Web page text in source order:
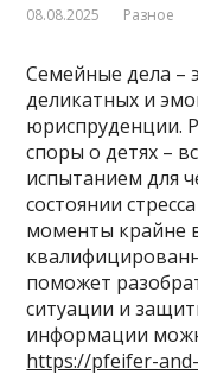
08.08.2025 Разное
Семейные дела –
деликатных и
юриспруденции.
споры о детях –
испытанием для
состоянии
моменты крайне
поможет
ситуации и
информации
https://pfeifer-